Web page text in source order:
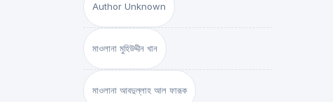
Author Unknown
মাওলানা মুহিউদ্দীন খান
মাওলানা আবদুল্লাহ আল ফারূক